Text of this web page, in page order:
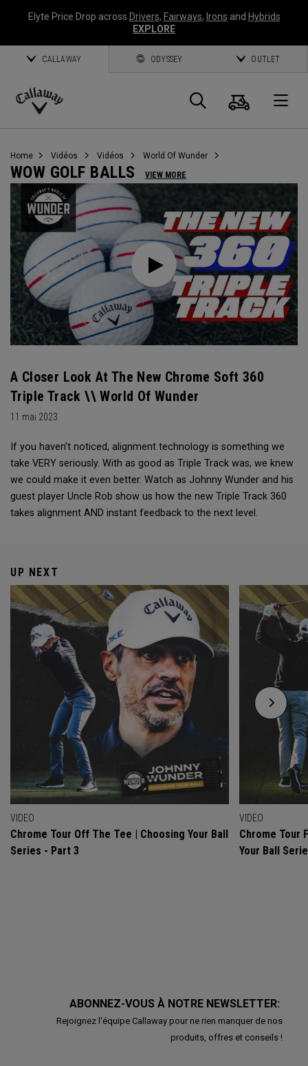
Elyte Price Drop across Drivers, Fairways, Irons and Hybrids
EXPLORE
CALLAWAY ODYSSEY OUTLET
Callaway
Panier
Home Vidéos Vidéos World Of Wunder
WOW GOLF BALLS VIEW MORE
A Closer Look At The New Chrome Soft 360
Triple Track \\ World Of Wunder
11 mai 2023
If you haven’t noticed, alignment technology is something we
take VERY seriously. With as good as Triple Track was, we knew
we could make it even better. Watch as Johnny Wunder and his
guest player Uncle Rob show us how the new Triple Track 360
takes alignment AND instant feedback to the next level.
UP NEXT
VIDEO
Chrome Tour Off The Tee | Choosing Your Ball
Series - Part 3
VIDEO
Chrome Tour
Your Ball
ABONNEZ-VOUS À NOTRE NEWSLETTER:
Rejoignez l'équipe Callaway pour ne rien manquer de nos
produits, offres et conseils !